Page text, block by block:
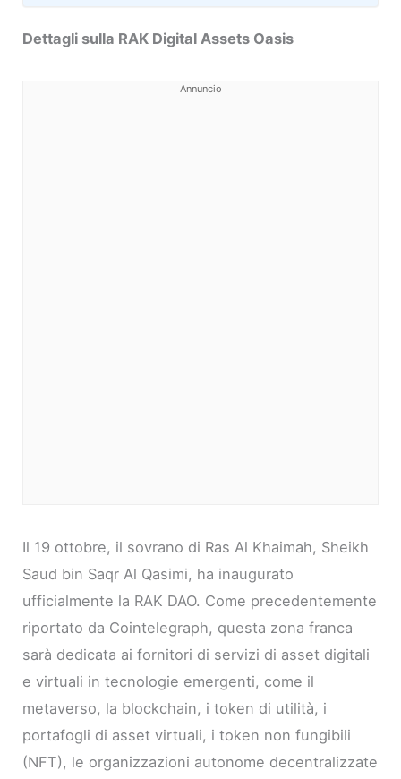
Dettagli sulla RAK Digital Assets Oasis
Annuncio
Il 19 ottobre, il sovrano di Ras Al Khaimah, Sheikh
Saud bin Saqr Al Qasimi, ha inaugurato
ufficialmente la RAK DAO. Come precedentemente
riportato da Cointelegraph, questa zona franca
sarà dedicata ai fornitori di servizi di asset digitali
e virtuali in tecnologie emergenti, come il
metaverso, la blockchain, i token di utilità, i
portafogli di asset virtuali, i token non fungibili
(NFT), le organizzazioni autonome decentralizzate